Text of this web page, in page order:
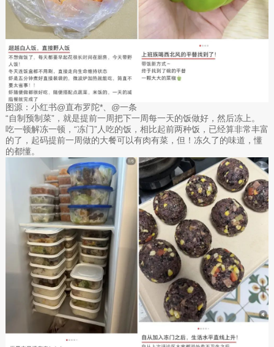
图源：小红书@直布罗陀*、@一条
“自制预制菜”，就是提前一周把下一周每一天的饭做好，然后冻上。
吃一顿解冻一顿，“冻门”人吃的饭，相比起前两种饭，已经算非常丰富
的了，起码提前一周做的大餐可以有肉有菜，但！冻久了的味道，懂
的都懂。